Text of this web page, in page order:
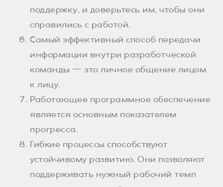
поддержку, и доверьтесь им, чтобы они
справились с работой.
Самый эффективный способ передачи
информации внутри разработческой
команды — это личное общение лицом
к лицу.
Работающее программное обеспечение
является основным показателем
прогресса.
Гибкие процессы способствуют
устойчивому развитию. Они позволяют
поддерживать нужный рабочий темп